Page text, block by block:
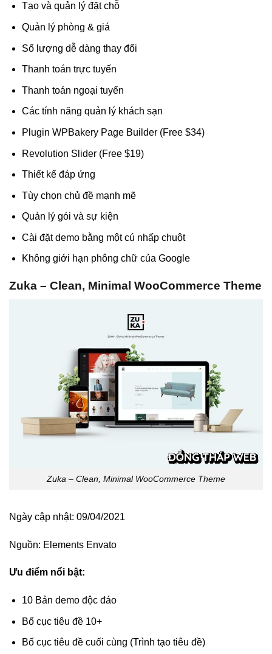
Tạo và quản lý đặt chỗ
Quản lý phòng & giá
Số lượng dễ dàng thay đổi
Thanh toán trực tuyến
Thanh toán ngoại tuyến
Các tính năng quản lý khách sạn
Plugin WPBakery Page Builder (Free $34)
Revolution Slider (Free $19)
Thiết kế đáp ứng
Tùy chọn chủ đề mạnh mẽ
Quản lý gói và sự kiện
Cài đặt demo bằng một cú nhấp chuột
Không giới hạn phông chữ của Google
Zuka – Clean, Minimal WooCommerce Theme
Zuka – Clean, Minimal WooCommerce Theme
Ngày cập nhật: 09/04/2021
Nguồn: Elements Envato
Ưu điểm nổi bật:
10 Bản demo độc đáo
Bố cục tiêu đề 10+
Bố cục tiêu đề cuối cùng (Trình tạo tiêu đề)